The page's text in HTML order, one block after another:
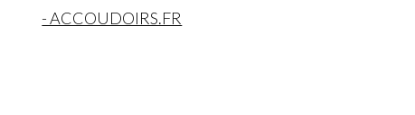
- ACCOUDOIRS.FR